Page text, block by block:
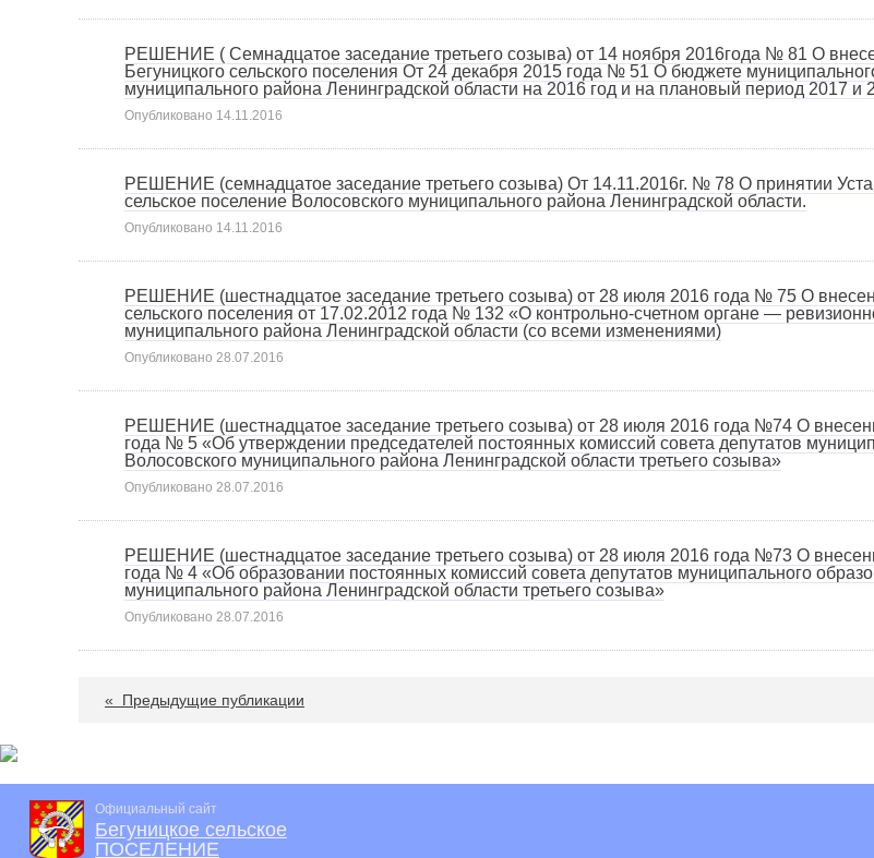
РЕШЕНИЕ ( Семнадцатое заседание третьего созыва) от 14 ноября 2016года № 81 О
Бегуницкого сельского поселения От 24 декабря 2015 года № 51 О бюджете
муниципального района Ленинградской области на 2016 год и на плановый период 2017 и
Опубликовано 14.11.2016
РЕШЕНИЕ (семнадцатое заседание третьего созыва) От 14.11.2016г. № 78 О принятии
сельское поселение Волосовского муниципального района Ленинградской области.
Опубликовано 14.11.2016
РЕШЕНИЕ (шестнадцатое заседание третьего созыва) от 28 июля 2016 года № 75 О
сельского поселения от 17.02.2012 года № 132 «О контрольно-счетном органе —
муниципального района Ленинградской области (со всеми изменениями)
Опубликовано 28.07.2016
РЕШЕНИЕ (шестнадцатое заседание третьего созыва) от 28 июля 2016 года №74 О
года № 5 «Об утверждении председателей постоянных комиссий совета депутатов
Волосовского муниципального района Ленинградской области третьего созыва»
Опубликовано 28.07.2016
РЕШЕНИЕ (шестнадцатое заседание третьего созыва) от 28 июля 2016 года №73 О
года № 4 «Об образовании постоянных комиссий совета депутатов муниципального
муниципального района Ленинградской области третьего созыва»
Опубликовано 28.07.2016
« Предыдущие публикации
Официальный сайт
Бегуницкое сельское
ПОСЕЛЕНИЕ